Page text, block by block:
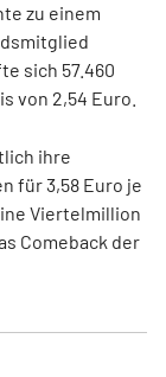
zu einem
sich 57.460
von 2,54 Euro.
ihre
für 3,58 Euro je
Viertelmillion
Comeback der